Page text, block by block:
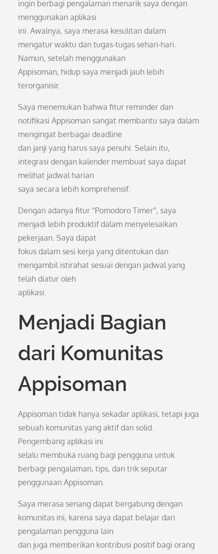
ingin berbagi pengalaman menarik saya dengan
menggunakan aplikasi
ini. Awalnya, saya merasa kesulitan dalam
mengatur waktu dan tugas-tugas sehari-hari.
Namun, setelah menggunakan
Appisoman, hidup saya menjadi jauh lebih
terorganisir.
Saya menemukan bahwa fitur reminder dan
notifikasi Appisoman sangat membantu saya dalam
mengingat berbagai deadline
dan janji yang harus saya penuhi. Selain itu,
integrasi dengan kalender membuat saya dapat
melihat jadwal harian
saya secara lebih komprehensif.
Dengan adanya fitur “Pomodoro Timer”, saya
menjadi lebih produktif dalam menyelesaikan
pekerjaan. Saya dapat
fokus dalam sesi kerja yang ditentukan dan
mengambil istirahat sesuai dengan jadwal yang
telah diatur oleh
aplikasi.
Menjadi Bagian
dari Komunitas
Appisoman
Appisoman tidak hanya sekadar aplikasi, tetapi juga
sebuah komunitas yang aktif dan solid.
Pengembang aplikasi ini
selalu membuka ruang bagi pengguna untuk
berbagi pengalaman, tips, dan trik seputar
penggunaan Appisoman.
Saya merasa senang dapat bergabung dengan
komunitas ini, karena saya dapat belajar dari
pengalaman pengguna lain
dan juga memberikan kontribusi positif bagi orang